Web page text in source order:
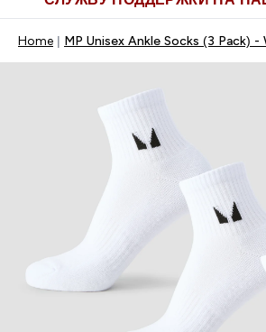
Home MP Unisex Ankle Socks (3 Pack) -